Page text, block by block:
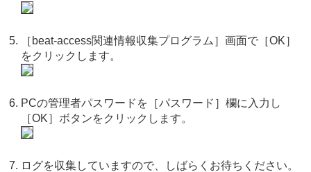
［beat-access関連情報収集プログラム］画面で［OK］
をクリックします。
PCの管理者パスワードを［パスワード］欄に入力し
［OK］ボタンをクリックします。
ログを収集していますので、しばらくお待ちください。